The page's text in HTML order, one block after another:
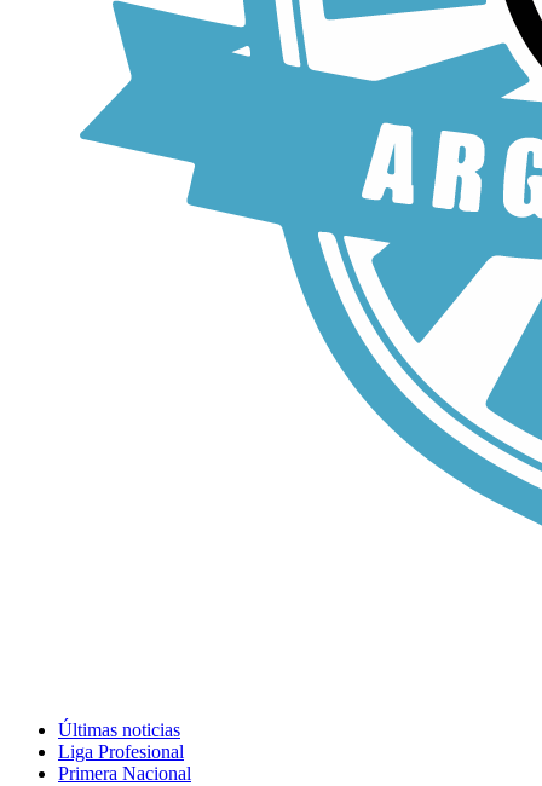
Últimas noticias
Liga Profesional
Primera Nacional